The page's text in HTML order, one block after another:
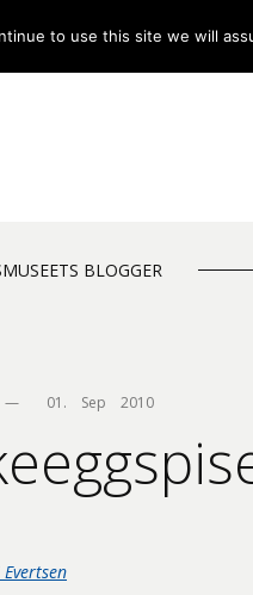
BLOGGER
— 01.    Sep    2010
Evertsen
to use this site we will